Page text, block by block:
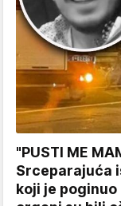
"PUSTI ME
Srceparajuća
koji je